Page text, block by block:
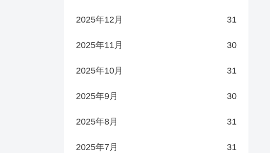
2025年12月 31
2025年11月 30
2025年10月 31
2025年9月 30
2025年8月 31
2025年7月 31